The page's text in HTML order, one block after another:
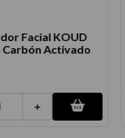
Facial KOUD
Carbón Activado
＋